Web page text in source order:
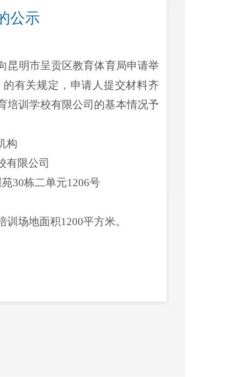
公示
昆明市呈贡区教育体育局申请举
有关规定 ， 申请人提交材料齐
培训学校有限公司的基本情况予
构
有限公司
30栋二单元1206号
训场地面积1200平方米。